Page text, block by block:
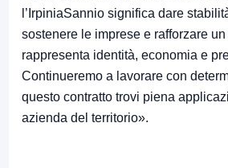
l’IrpiniaSannio significa dare
sostenere le imprese e rafforzare
rappresenta identità, economia e
Continueremo a lavorare con
questo contratto trovi piena
azienda del territorio».